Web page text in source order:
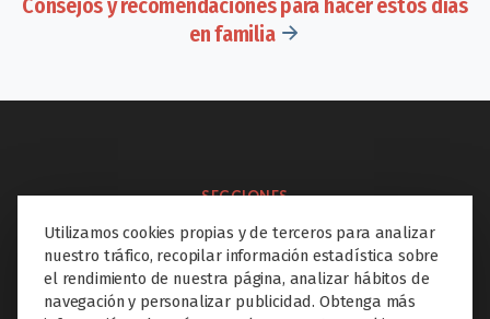
en familia
SECCIONES
Inicio
El colegio
Etapas educativas
Utilizamos cookies propias y de terceros para analizar
nuestro tráfico, recopilar información estadística sobre
el rendimiento de nuestra página, analizar hábitos de
navegación y personalizar publicidad. Obtenga más